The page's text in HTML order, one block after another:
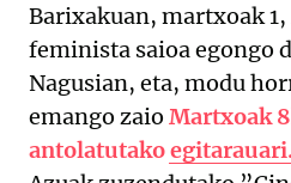
Barixakuan, martxoak
feminista saioa egongo
Nagusian, eta, modu
emango zaio Martxoak
antolatutako egitarauari.